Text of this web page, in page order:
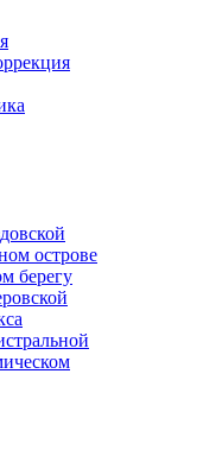
острове
берегу